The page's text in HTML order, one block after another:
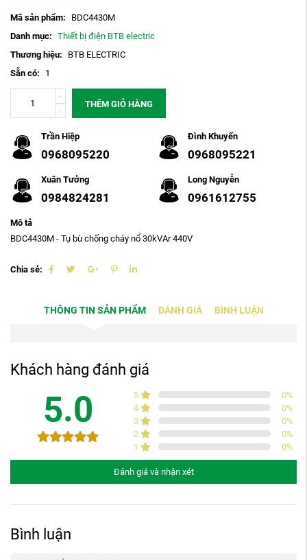
Mã sản phẩm:
BDC4430M
Danh mục: Thiết bị điện BTB electric
Thương hiệu:
BTB ELECTRIC
Sẵn có:
1
THÊM GIỎ HÀNG
Trần Hiệp
0968095220
Đình Khuyến
0968095221
Xuân Tưởng
0984824281
Long Nguyễn
0961612755
Mô tả
BDC4430M - Tụ bù chống cháy nổ 30kVAr 440V
Chia sẻ:
THÔNG TIN SẢN PHẨM ĐÁNH GIÁ BÌNH LUẬN
Khách hàng đánh giá
5.0 5 0%
4
0%
3
0%
2
0%
1
0%
Đánh giá và nhận xét
Bình luận